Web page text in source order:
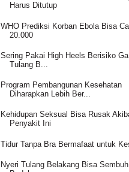
Harus Ditutup
WHO Prediksi Korban Ebola Bisa
20.000
Sering Pakai High Heels Berisiko
Tulang B...
Program Pembangunan Kesehatan
Diharapkan Lebih Ber...
Kehidupan Seksual Bisa Rusak
Penyakit Ini
Tidur Tanpa Bra Bermafaat untuk
Nyeri Tulang Belakang Bisa